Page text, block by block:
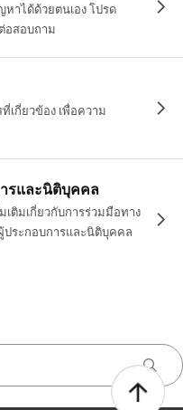
าได้ด้วยตนเอง โปรด
อสอบถาม
เกี่ยวข้อง เพื่อความ
รและนิติบุคคล
ติมเกี่ยวกับการร่วมมือทาง
ระกอบการและนิติบุคคล